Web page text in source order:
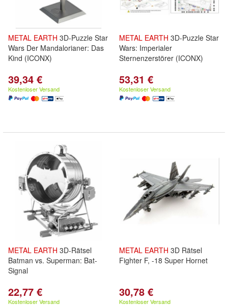
METAL EARTH 3D-Puzzle Star
Wars Der Mandalorianer: Das
Kind (ICONX)
39,34 €
Kostenloser Versand
METAL EARTH 3D-Puzzle Star
Wars: Imperialer
Sternenzerstörer (ICONX)
53,31 €
Kostenloser Versand
METAL EARTH 3D-Rätsel
Batman vs. Superman: Bat-
Signal
22,77 €
Kostenloser Versand
METAL EARTH 3D Rätsel
Fighter F, -18 Super Hornet
30,78 €
Kostenloser Versand